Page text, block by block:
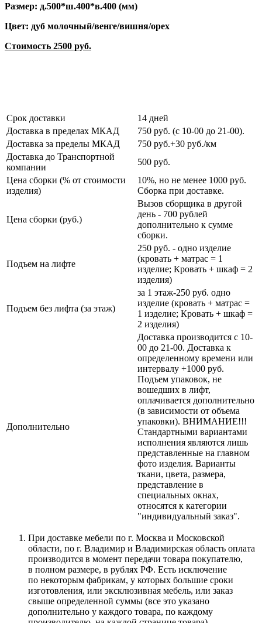
Размер: д.500*ш.400*в.400 (мм)
Цвет: дуб молочный/венге/вишня/орех
Стоимость 2500 руб.
Срок доставки
14 дней
Доставка в пределах МКАД
750 руб. (с 10-00 до 21-00).
Доставка за пределы МКАД
750 руб.+30 руб./км
Доставка до Транспортной
компании
500 руб.
Цена сборки (% от стоимости
изделия)
10%, но не менее 1000 руб.
Сборка при доставке.
Цена сборки (руб.)
Вызов сборщика в другой
день - 700 рублей
дополнительно к сумме
сборки.
Подъем на лифте
250 руб. - одно изделие
(кровать + матрас = 1
изделие; Кровать + шкаф = 2
изделия)
Подъем без лифта (за этаж)
за 1 этаж-250 руб. одно
изделие (кровать + матрас =
1 изделие; Кровать + шкаф =
2 изделия)
Дополнительно
Доставка производится с 10-
00 до 21-00. Доставка к
определенному времени или
интервалу +1000 руб.
Подъем упаковок, не
вошедших в лифт,
оплачивается дополнительно
(в зависимости от объема
упаковки). ВНИМАНИЕ!!!
Стандартными вариантами
исполнения являются лишь
представленные на главном
фото изделия. Варианты
ткани, цвета, размера,
представление в
специальных окнах,
относятся к категории
"индивидуальный заказ".
При доставке мебели по г. Москва и Московской
области, по г. Владимир и Владимирская область оплата
производится в момент передачи товара покупателю,
в полном размере, в рублях РФ. Есть исключение
по некоторым фабрикам, у которых большие сроки
изготовления, или эксклюзивная мебель, или заказ
свыше определенной суммы (все это указано
дополнительно у каждого товара, по каждому